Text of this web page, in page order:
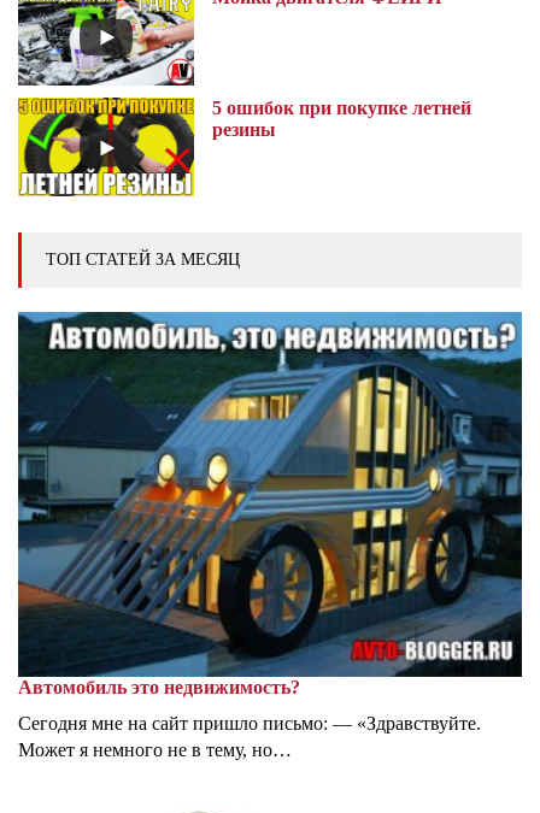
5 ошибок при покупке летней
резины
ТОП СТАТЕЙ ЗА МЕСЯЦ
Автомобиль это недвижимость?
Сегодня мне на сайт пришло письмо: — «Здравствуйте.
Может я немного не в тему, но…